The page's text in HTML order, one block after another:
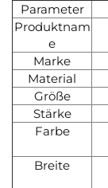
Parameter
Produktnam
e
Marke
Material
Größe
Stärke
Farbe
Breite